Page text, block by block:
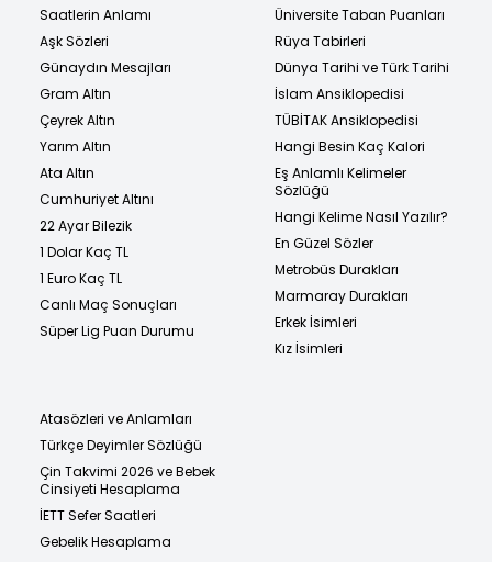
Saatlerin Anlamı
Aşk Sözleri
Günaydın Mesajları
Gram Altın
Çeyrek Altın
Yarım Altın
Ata Altın
Cumhuriyet Altını
22 Ayar Bilezik
1 Dolar Kaç TL
1 Euro Kaç TL
Canlı Maç Sonuçları
Süper Lig Puan Durumu
Üniversite Taban Puanları
Rüya Tabirleri
Dünya Tarihi ve Türk Tarihi
İslam Ansiklopedisi
TÜBİTAK Ansiklopedisi
Hangi Besin Kaç Kalori
Eş Anlamlı Kelimeler
Sözlüğü
Hangi Kelime Nasıl Yazılır?
En Güzel Sözler
Metrobüs Durakları
Marmaray Durakları
Erkek İsimleri
Kız İsimleri
Atasözleri ve Anlamları
Türkçe Deyimler Sözlüğü
Çin Takvimi 2026 ve Bebek
Cinsiyeti Hesaplama
İETT Sefer Saatleri
Gebelik Hesaplama